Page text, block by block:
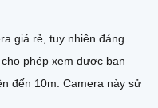
giá rẻ, tuy nhiên đáng
phép xem được ban
này sử